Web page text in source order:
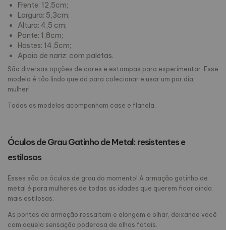
Frente: 12,5cm;
Largura: 5,3cm;
Altura: 4,5 cm;
Ponte: 1,8cm;
Hastes: 14,5cm;
Apoio de nariz: com paletas.
São diversas opções de cores e estampas para experimentar. Esse
modelo é tão lindo que dá para colecionar e usar um por dia,
mulher!
Todos os modelos acompanham case e flanela.
Óculos de Grau Gatinho de Metal: resistentes e
estilosos
Esses são os óculos de grau do momento! A armação gatinho de
metal é para mulheres de todas as idades que querem ficar ainda
mais estilosas.
As pontas da armação ressaltam e alongam o olhar, deixando você
com aquela sensação poderosa de olhos fatais.